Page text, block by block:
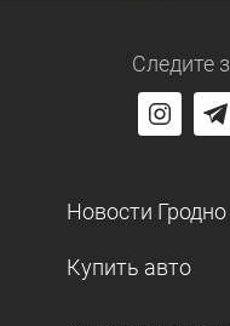
Следите
Новости Гродно
Купить авто